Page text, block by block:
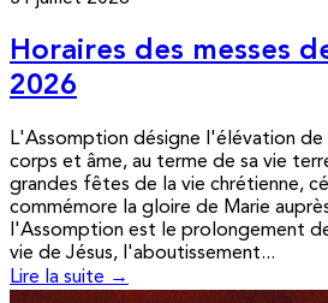
Horaires des messes
2026
L'Assomption désigne l'élévation de
corps et âme, au terme de sa vie
grandes fêtes de la vie chrétienne,
commémore la gloire de Marie
l'Assomption est le prolongement
vie de Jésus, l'aboutissement...
Lire la suite →